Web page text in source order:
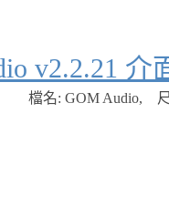
v2.2.21
檔名: GOM Audio,